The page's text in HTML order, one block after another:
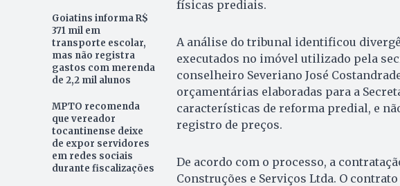
Goiatins informa R$
371 mil em
transporte escolar,
mas não registra
gastos com merenda
de 2,2 mil alunos
MPTO recomenda
que vereador
tocantinense deixe
de expor servidores
em redes sociais
durante fiscalizações
físicas prediais.
A análise do tribunal identificou
executados no imóvel utilizado pela
conselheiro Severiano José
orçamentárias elaboradas para a
características de reforma predial, e
registro de preços.
De acordo com o processo, a
Construções e Serviços Ltda. O